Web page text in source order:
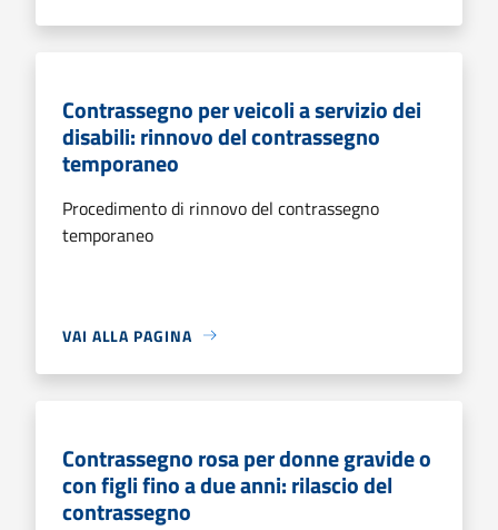
Contrassegno per veicoli a servizio dei
disabili: rinnovo del contrassegno
temporaneo
Procedimento di rinnovo del contrassegno
temporaneo
VAI ALLA PAGINA
Contrassegno rosa per donne gravide o
con figli fino a due anni: rilascio del
contrassegno